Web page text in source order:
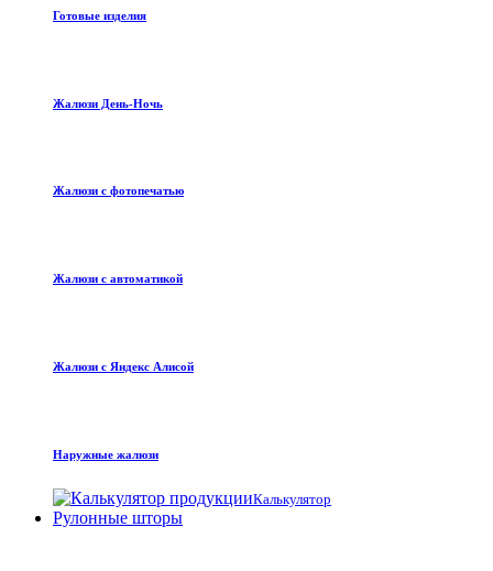
Готовые изделия
Жалюзи День-Ночь
Жалюзи с фотопечатью
Жалюзи с автоматикой
Жалюзи с Яндекс Алисой
Наружные жалюзи
Калькулятор
Рулонные шторы